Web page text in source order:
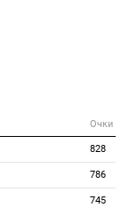
Очки
828
786
745